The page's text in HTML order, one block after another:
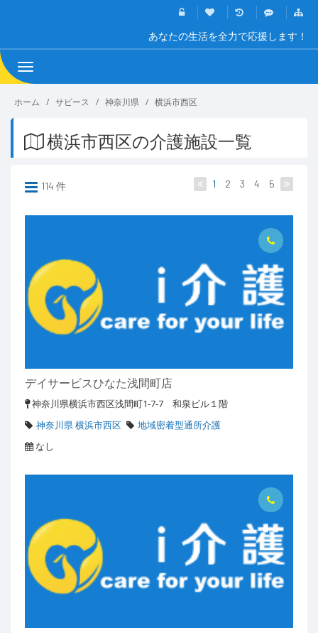
あなたの生活を全力で応援します！
Toggle
navigation
ホーム サビース 神奈川県 横浜市西区
横浜市西区の介護施設一覧
114 件 1 2 3 4 5
デイサービスひなた浅間町店
神奈川県横浜市西区浅間町1-7-7 和泉ビル１階
神奈川県 横浜市西区
地域密着型通所介護
なし